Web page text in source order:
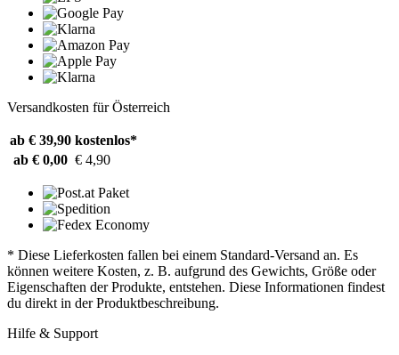
Versandkosten für Österreich
ab € 39,90 kostenlos*
ab € 0,00 € 4,90
* Diese Lieferkosten fallen bei einem Standard-Versand an. Es
können weitere Kosten, z. B. aufgrund des Gewichts, Größe oder
Eigenschaften der Produkte, entstehen. Diese Informationen findest
du direkt in der Produktbeschreibung.
Hilfe & Support